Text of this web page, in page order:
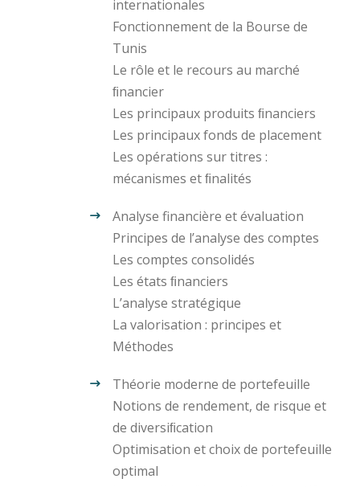
internationales
Fonctionnement de la Bourse de
Tunis
Le rôle et le recours au marché
ﬁnancier
Les principaux produits ﬁnanciers
Les principaux fonds de placement
Les opérations sur titres :
mécanismes et ﬁnalités
Analyse financière et évaluation
Principes de l’analyse des comptes
Les comptes consolidés
Les états ﬁnanciers
L’analyse stratégique
La valorisation : principes et
Méthodes
Théorie moderne de portefeuille
Notions de rendement, de risque et
de diversiﬁcation
Optimisation et choix de portefeuille
optimal